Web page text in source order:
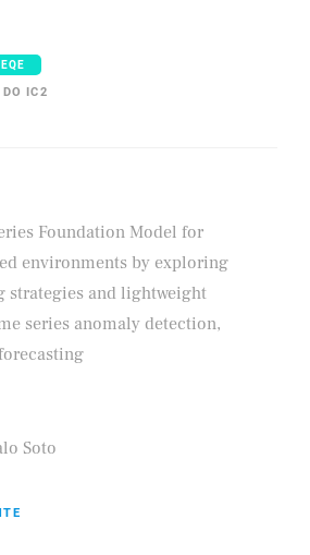
EQE
IC2
Foundation Model for
environments by exploring
strategies and lightweight
series anomaly detection,
Soto